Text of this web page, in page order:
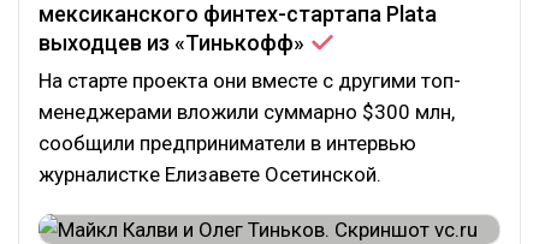
мексиканского финтех-стартапа Plata
выходцев из «Тинькофф»
На старте проекта они вместе с другими топ-
менеджерами вложили суммарно $300 млн,
сообщили предприниматели в интервью
журналистке Елизавете Осетинской.